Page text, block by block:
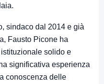
sindaco dal 2014 e già
Fausto Picone ha
solido e
significativa esperienza
conoscenza delle